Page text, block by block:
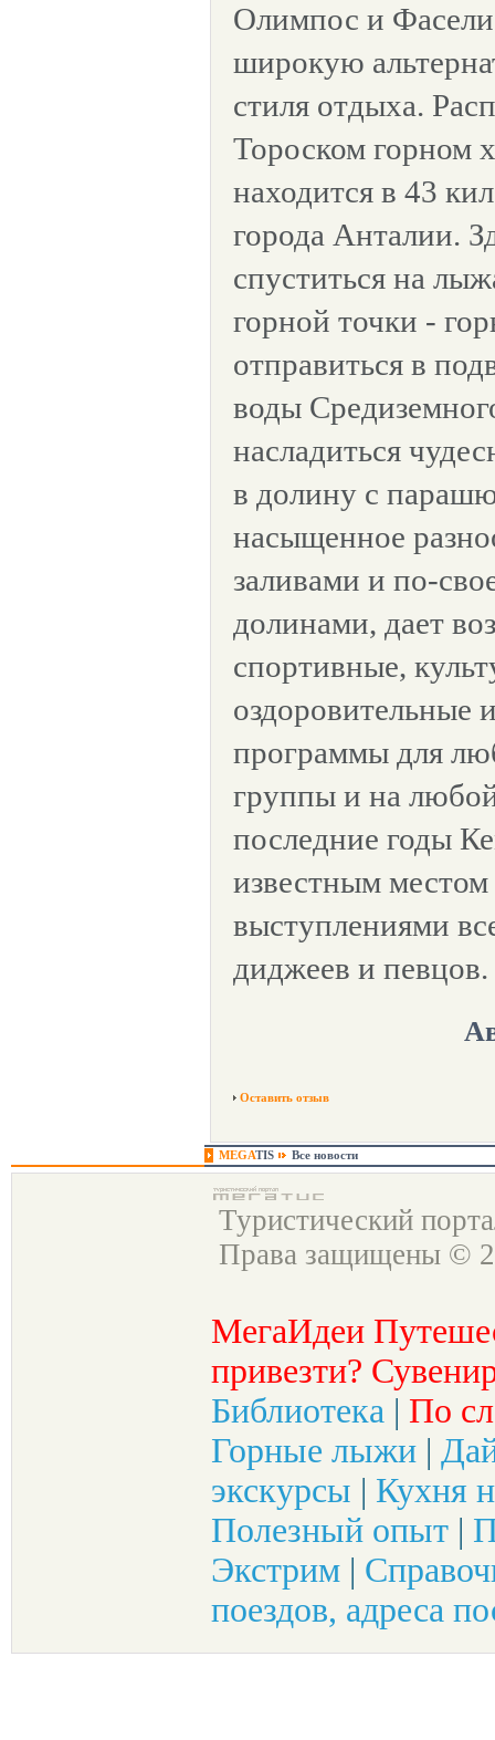
Олимпос и
широкую
стиля отдыха.
Тороском горном
находится в 43
города Анталии.
спуститься на
горной точки -
отправиться в
воды
насладиться
в долину с
насыщенное
заливами и по-
долинами, дает
спортивные,
оздоровительные
программы для
группы и на
последние годы
известным
выступлениями
диджеев и певцов.
Оставить отзыв
MEGATIS Все новости
Туристический
Права защищены ©
МегаИдеи
привезти?
Библиотека | По
Горные лыжи |
экскурсы | Кухня
Полезный опыт |
Экстрим |
поездов, адреса